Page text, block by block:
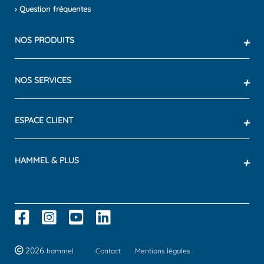
› Question fréquentes
NOS PRODUITS +
NOS SERVICES +
ESPACE CLIENT +
HAMMEL & PLUS +
2026 hammel Contact
Mentions légales